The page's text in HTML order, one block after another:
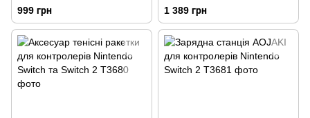
Switch 2 з підсвіткою
999 грн
Nintendo Switch 2
1 389 грн